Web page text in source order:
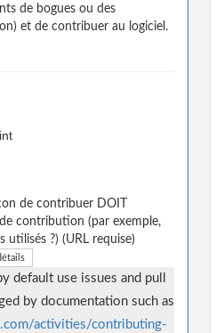
de bogues ou des
et de contribuer au logiciel.
de contribuer DOIT
contribution (par exemple,
utilisés ?) (URL requise)
default use issues and pull
by documentation such as
activities/contributing-